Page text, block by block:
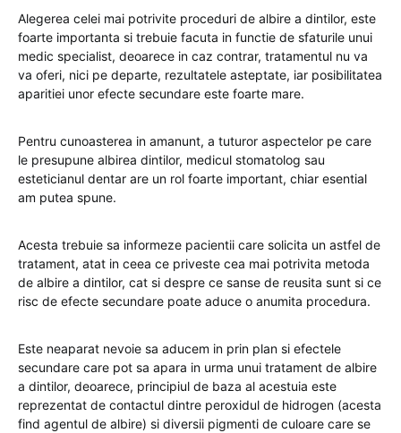
Alegerea celei mai potrivite proceduri de albire a dintilor, este
foarte importanta si trebuie facuta in functie de sfaturile unui
medic specialist, deoarece in caz contrar, tratamentul nu va
va oferi, nici pe departe, rezultatele asteptate, iar posibilitatea
aparitiei unor efecte secundare este foarte mare.
Pentru cunoasterea in amanunt, a tuturor aspectelor pe care
le presupune albirea dintilor, medicul stomatolog sau
esteticianul dentar are un rol foarte important, chiar esential
am putea spune.
Acesta trebuie sa informeze pacientii care solicita un astfel de
tratament, atat in ceea ce priveste cea mai potrivita metoda
de albire a dintilor, cat si despre ce sanse de reusita sunt si ce
risc de efecte secundare poate aduce o anumita procedura.
Este neaparat nevoie sa aducem in prin plan si efectele
secundare care pot sa apara in urma unui tratament de albire
a dintilor, deoarece, principiul de baza al acestuia este
reprezentat de contactul dintre peroxidul de hidrogen (acesta
find agentul de albire) si diversii pigmenti de culoare care se